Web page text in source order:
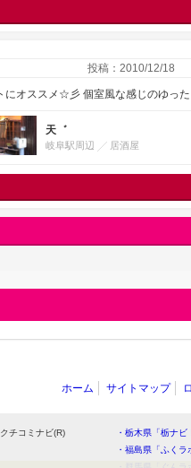
投稿：2010/12/18
にオススメ☆彡 個室風な感じのゆっ
天゛
岐阜駅周辺 居酒屋
ホーム サイトマップ
チコミナビ(R) ・栃木県「栃ナビ
・福島県「ふくラ